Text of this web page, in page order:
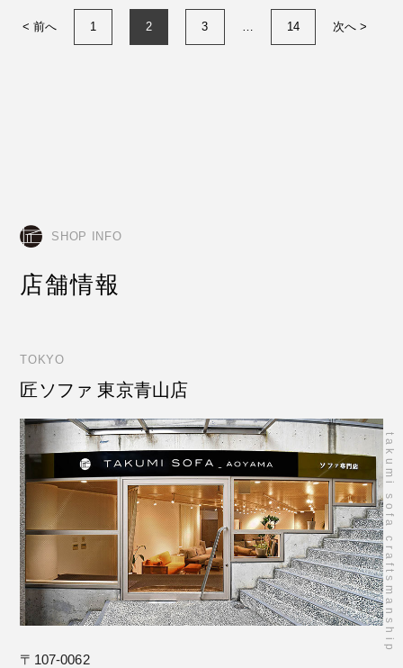
takumi sofa craftsmanship
< 前へ 1 2 3 … 14 次へ >
SHOP INFO
店舗情報
TOKYO
匠ソファ 東京青山店
〒107-0062